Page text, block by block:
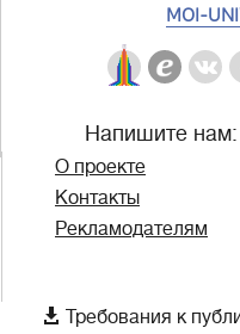
MOI-
Напишите нам:
О проекте
Контакты
Рекламодателям
 Требования к